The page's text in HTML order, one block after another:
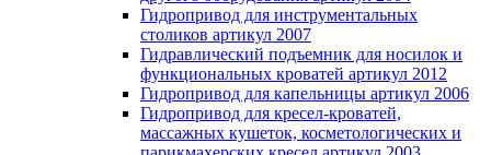
Гидропривод для инструментальных
столиков артикул 2007
Гидравлический подъемник для носилок и
функциональных кроватей артикул 2012
Гидропривод для капельницы артикул 2006
Гидропривод для кресел-кроватей,
массажных кушеток, косметологических и